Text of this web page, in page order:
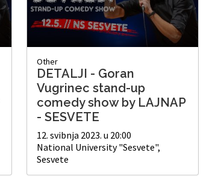
Other
DETALJI - Goran
Vugrinec stand-up
comedy show by LAJNAP
- SESVETE
12. svibnja 2023. u 20:00
National University "Sesvete",
Sesvete